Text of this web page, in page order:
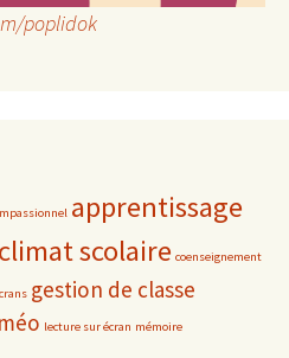
poplidok
apprentissage
climat scolaire coenseignement
gestion de classe
lecture sur écran mémoire